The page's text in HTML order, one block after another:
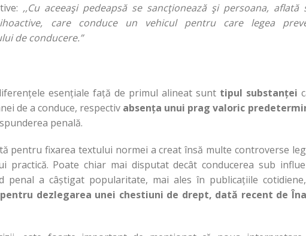
,,Cu aceeaşi pedeapsă se sancţionează şi persoana, aflată
care conduce un vehicul pentru care legea
de conducere.”
esențiale față de primul alineat sunt tipul substanței
de a conduce, respectiv absența unui prag valoric
penală.
pentru fixarea textului normei a creat însă multe controverse
practică. Poate chiar mai disputat decât conducerea sub
penal a câștigat popularitate, mai ales în publicațiile
pentru dezlegarea unei chestiuni de drept, dată recent de